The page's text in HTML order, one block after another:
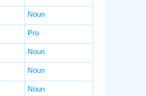
Noun
Pro
Noun
Noun
Noun